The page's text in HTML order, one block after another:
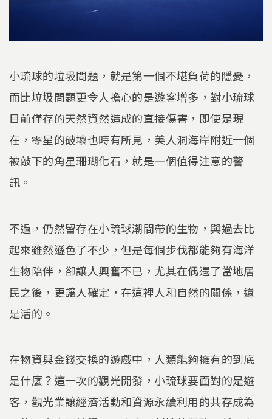
小琉球的垃圾問題，就是第一個不堪負荷的隱憂，
而比垃圾問題更令人擔心的是遊客增多，對小琉球
目前僅存的天然資然造成的直接傷害，即使是現
在，零星的破壞也時有所見，美人洞海岸附近一個
被敲下的角星珊瑚化石，就是一個值得注意的警
訊。
不過，仍然留存在小琉球潮間帶的生物，與過去比
起來雖然遜色了不少，但是每個步伐都能夠有海洋
生物陪伴，卻讓人興奮不已，尤其在偶遇了當地居
民之後，更讓人確定，在這裡人和自然的關係，還
是活的。
在物資與金錢交換的遊戲中，人類能夠擁有的到底
是什麼？這一次的觀光開發，小琉球要面對的是遊
客，觀光業讓經濟活動和資源永續利用的共存成為